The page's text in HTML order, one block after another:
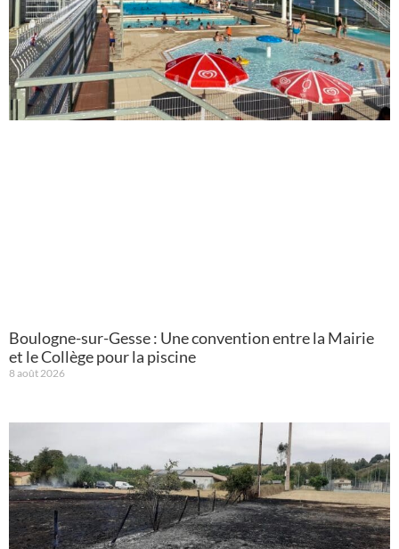
Boulogne-sur-Gesse : Une convention entre la Mairie
et le Collège pour la piscine
8 août 2026